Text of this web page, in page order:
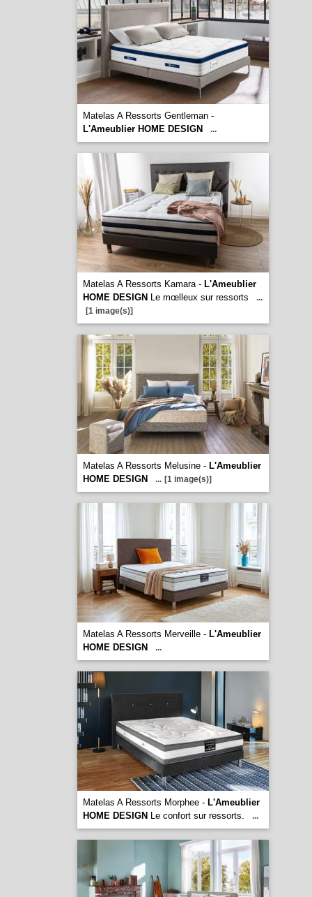
Matelas A Ressorts Gentleman -
L'Ameublier HOME DESIGN
...
Matelas A Ressorts Kamara - L'Ameublier
HOME DESIGN Le mœlleux sur ressorts
...
[1 image(s)]
Matelas A Ressorts Melusine - L'Ameublier
HOME DESIGN
... [1 image(s)]
Matelas A Ressorts Merveille - L'Ameublier
HOME DESIGN
...
Matelas A Ressorts Morphee - L'Ameublier
HOME DESIGN Le confort sur ressorts. ...